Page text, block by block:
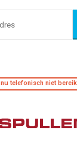
nu telefonisch niet